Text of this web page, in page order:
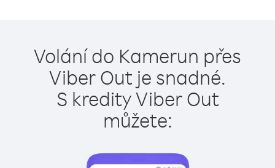
Volání do Kamerun přes
Viber Out je snadné.
S kredity Viber Out
můžete: